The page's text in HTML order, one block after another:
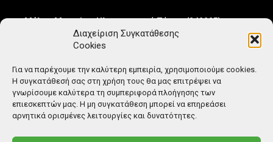
Διαχείριση Συγκατάθεσης
Cookies
Για να παρέχουμε την καλύτερη εμπειρία, χρησιμοποιούμε cookies.
Η συγκατάθεσή σας στη χρήση τους θα μας επιτρέψει να
γνωρίσουμε καλύτερα τη συμπεριφορά πλοήγησης των
επιεσκεπτών μας. Η μη συγκατάθεση μπορεί να επηρεάσει
αρνητικά ορισμένες λειτουργίες και δυνατότητες.
Μέλος Μητρώου Ηλεκτρονικού Τύπου (242225)